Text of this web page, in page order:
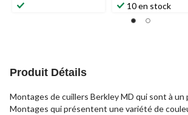
10 en stock
Produit Détails
Montages de cuillers Berkley MD qui sont à un
Montages qui présentent une variété de